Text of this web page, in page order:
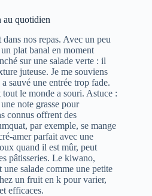
au quotidien
nos repas. Avec un peu
plat banal en moment
sur une salade verte : il
juteuse. Je me souviens
sauvé une entrée trop fade.
le monde a souri. Astuce :
note grasse pour
connus offrent des
par exemple, se mange
amer parfait avec une
quand il est mûr, peut
pâtisseries. Le kiwano,
salade comme une petite
un fruit en k pour varier,
efficaces.